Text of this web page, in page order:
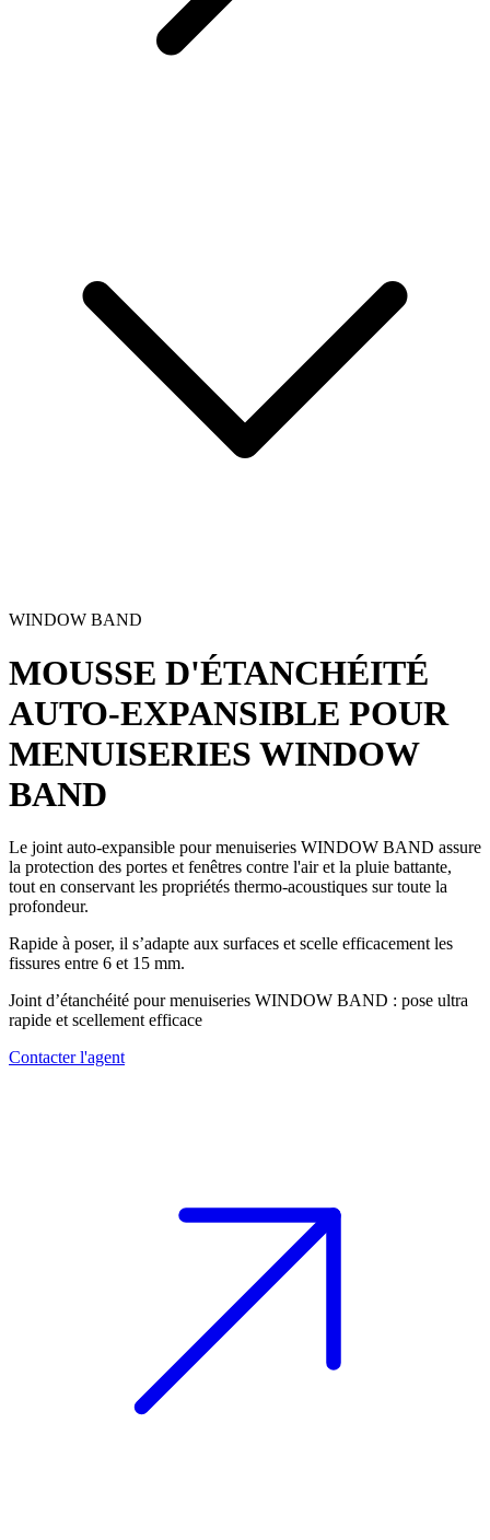
WINDOW BAND
MOUSSE D'ÉTANCHÉITÉ
AUTO-EXPANSIBLE POUR
MENUISERIES WINDOW
BAND
Le joint auto-expansible pour menuiseries WINDOW BAND assure
la protection des portes et fenêtres contre l'air et la pluie battante,
tout en conservant les propriétés thermo-acoustiques sur toute la
profondeur.
Rapide à poser, il s’adapte aux surfaces et scelle efficacement les
fissures entre 6 et 15 mm.
Joint d’étanchéité pour menuiseries WINDOW BAND : pose ultra
rapide et scellement efficace
Contacter l'agent